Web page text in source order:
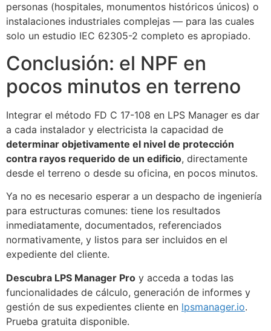
personas (hospitales, monumentos históricos únicos) o
instalaciones industriales complejas — para las cuales
solo un estudio IEC 62305-2 completo es apropiado.
Conclusión: el NPF en
pocos minutos en terreno
Integrar el método FD C 17-108 en LPS Manager es dar
a cada instalador y electricista la capacidad de
determinar objetivamente el nivel de protección
contra rayos requerido de un edificio, directamente
desde el terreno o desde su oficina, en pocos minutos.
Ya no es necesario esperar a un despacho de ingeniería
para estructuras comunes: tiene los resultados
inmediatamente, documentados, referenciados
normativamente, y listos para ser incluidos en el
expediente del cliente.
Descubra LPS Manager Pro y acceda a todas las
funcionalidades de cálculo, generación de informes y
gestión de sus expedientes cliente en lpsmanager.io.
Prueba gratuita disponible.